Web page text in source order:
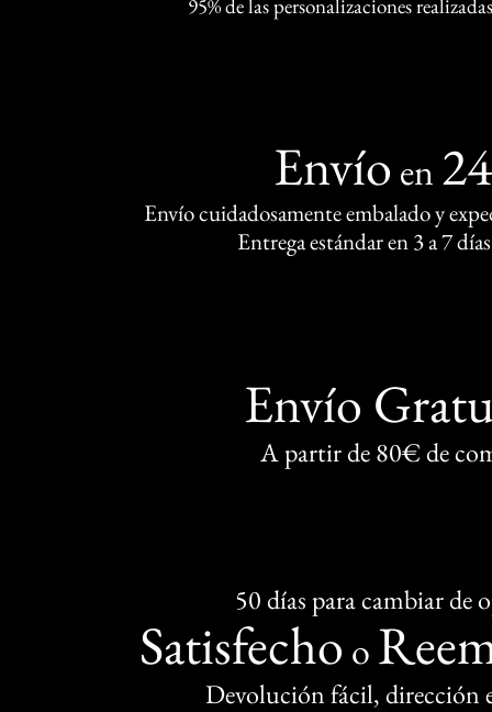
95% de las personalizaciones
Envío en
Envío cuidadosamente embalado y
Entrega estándar en 3 a 7
Envío
A partir de 80€ de
50 días para cambiar de
Satisfecho o
Devolución fácil, dirección